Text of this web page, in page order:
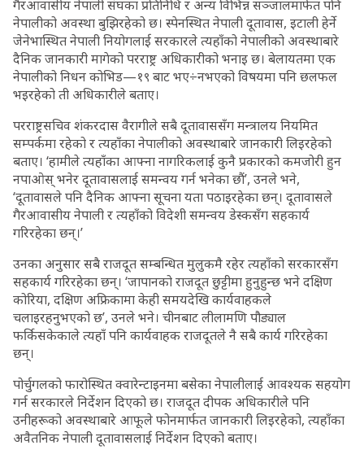
गैरआवासीय नेपाली संघका प्रतिनिधि र अन्य विभिन्न सञ्जालमार्फत पनि
नेपालीको अवस्था बुझिरहेको छ। स्पेनस्थित नेपाली दूतावास, इटाली हेर्ने
जेनेभास्थित नेपाली नियोगलाई सरकारले त्यहाँको नेपालीको अवस्थाबारे
दैनिक जानकारी मागेको परराष्ट्र अधिकारीको भनाइ छ। बेलायतमा एक
नेपालीको निधन कोभिड—१९ बाट भए÷नभएको विषयमा पनि छलफल
भइरहेको ती अधिकारीले बताए।
परराष्ट्रसचिव शंकरदास वैरागीले सबै दूतावाससँग मन्त्रालय नियमित
सम्पर्कमा रहेको र त्यहाँका नेपालीको अवस्थाबारे जानकारी लिइरहेको
बताए। ‘हामीले त्यहाँका आफ्ना नागरिकलाई कुनै प्रकारको कमजोरी हुन
नपाओस् भनेर दूतावासलाई समन्वय गर्न भनेका छौं’, उनले भने,
‘दूतावासले पनि दैनिक आफ्ना सूचना यता पठाइरहेका छन्। दूतावासले
गैरआवासीय नेपाली र त्यहाँको विदेशी समन्वय डेस्कसँग सहकार्य
गरिरहेका छन्।’
उनका अनुसार सबै राजदूत सम्बन्धित मुलुकमै रहेर त्यहाँको सरकारसँग
सहकार्य गरिरहेका छन्। ‘जापानको राजदूत छुट्टीमा हुनुहुन्छ भने दक्षिण
कोरिया, दक्षिण अफ्रिकामा केही समयदेखि कार्यवाहकले
चलाइरहनुभएको छ’, उनले भने। चीनबाट लीलामणि पौड्याल
फर्किसकेकाले त्यहाँ पनि कार्यवाहक राजदूतले नै सबै कार्य गरिरहेका
छन्।
पोर्चुगलको फारोस्थित क्वारेन्टाइनमा बसेका नेपालीलाई आवश्यक सहयोग
गर्न सरकारले निर्देशन दिएको छ। राजदूत दीपक अधिकारीले पनि
उनीहरूको अवस्थाबारे आफूले फोनमार्फत जानकारी लिइरहेको, त्यहाँका
अवैतनिक नेपाली दूतावासलाई निर्देशन दिएको बताए।